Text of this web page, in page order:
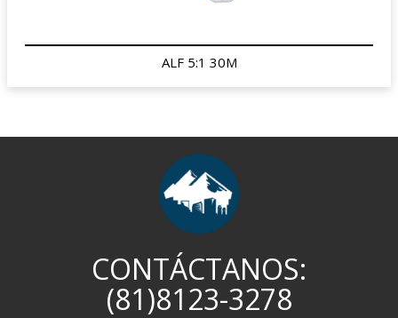
ALF 5:1 30M
CONTÁCTANOS:
(81)8123-3278